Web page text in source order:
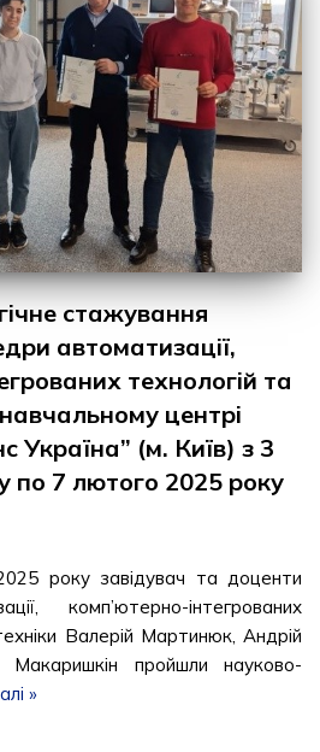
стажування
автоматизації,
технологій та
центрі
Україна” (м. Київ) з 3
по 7 лютого 2025 року
року завідувач та доценти
комп’ютерно-інтегрованих
Валерій Мартинюк, Андрій
пройшли науково-
»